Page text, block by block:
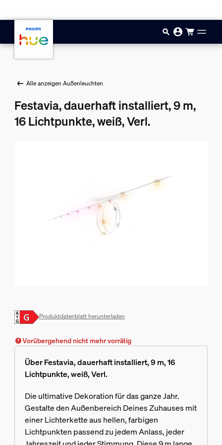
Alle anzeigen Außenleuchten
Festavia, dauerhaft installiert, 9 m,
16 Lichtpunkte, weiß, Verl.
Produktdatenblatt herunterladen
Vorübergehend nicht mehr vorrätig
Über Festavia, dauerhaft installiert, 9 m, 16
Lichtpunkte, weiß, Verl.
Die ultimative Dekoration für das ganze Jahr.
Gestalte den Außenbereich Deines Zuhauses mit
einer Lichterkette aus hellen, farbigen
Lichtpunkten passend zu jedem Anlass, jeder